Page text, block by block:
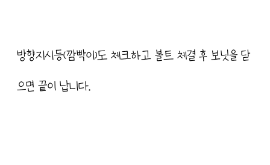
방향지시등(깜빡이)도 체크하고 볼트 체결 후 보닛을 닫
으면 끝이 납니다.